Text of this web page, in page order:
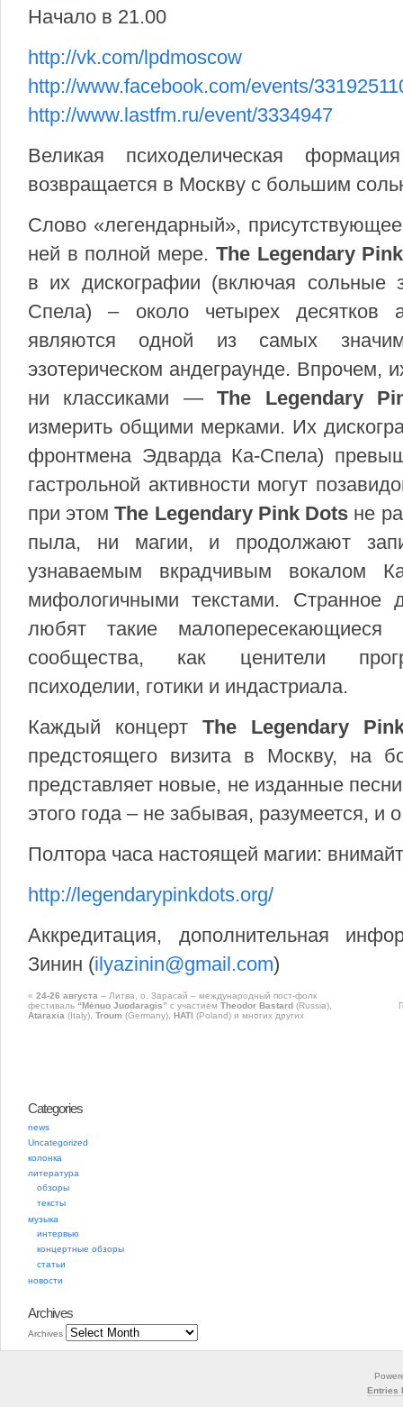
Начало в 21.00
http://vk.com/lpdmoscow
http://www.facebook.com/events/
http://www.lastfm.ru/event/3334947
Великая психоделическая
возвращается в Москву с большим
Слово «легендарный»,
ней в полной мере. The Legendary
в их дискографии (включая сольные
Спела) – около четырех десятков
являются одной из самых
эзотерическом андеграунде. Впрочем,
ни классиками —The Legendary
измерить общими мерками. Их
фронтмена Эдварда Ка-Спела)
гастрольной активности могут
при этомThe Legendary Pink Dots не
пыла, ни магии, и продолжают
узнаваемым вкрадчивым вокалом
мифологичными текстами. Странное
любят такие
сообщества, как ценители
психоделии, готики и индастриала.
Каждый концерт The Legendary
предстоящего визита в Москву, на
представляет новые, не изданные
этого года – не забывая, разумеется, и
Полтора часа настоящей магии:
http://legendarypinkdots.org/
Аккредитация, дополнительная
Зинин (ilyazinin@gmail.com)
« 24-26 августа – Литва, о. Зарасай – международный пост-фолк
фестиваль “Mėnuo Juodaragis” с участием Theodor Bastard (Russia),
Ataraxia (Italy), Troum (Germany), HATI (Poland) и многих других
Categories
news
Uncategorized
колонка
литература
обзоры
тексты
музыка
интервью
концертные обзоры
статьи
новости
Archives
Archives
Entries